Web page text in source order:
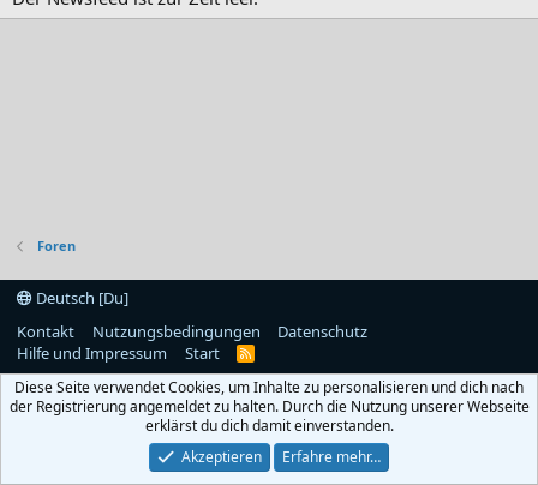
Foren
Deutsch [Du]
Kontakt
Nutzungsbedingungen
Datenschutz
Hilfe und Impressum
Start
R
S
Diese Seite verwendet Cookies, um Inhalte zu personalisieren und dich nach
der Registrierung angemeldet zu halten. Durch die Nutzung unserer Webseite
erklärst du dich damit einverstanden.
Akzeptieren
Erfahre mehr…